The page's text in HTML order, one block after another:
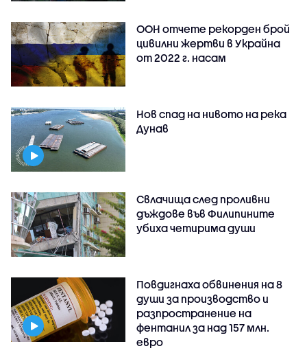
ООН отчете рекорден брой
цивилни жертви в Украйна
от 2022 г. насам
Нов спад на нивото на река
Дунав
Свлачища след проливни
дъждове във Филипините
убиха четирима души
Повдигнаха обвинения на 8
души за производство и
разпространение на
фентанил за над 157 млн.
евро